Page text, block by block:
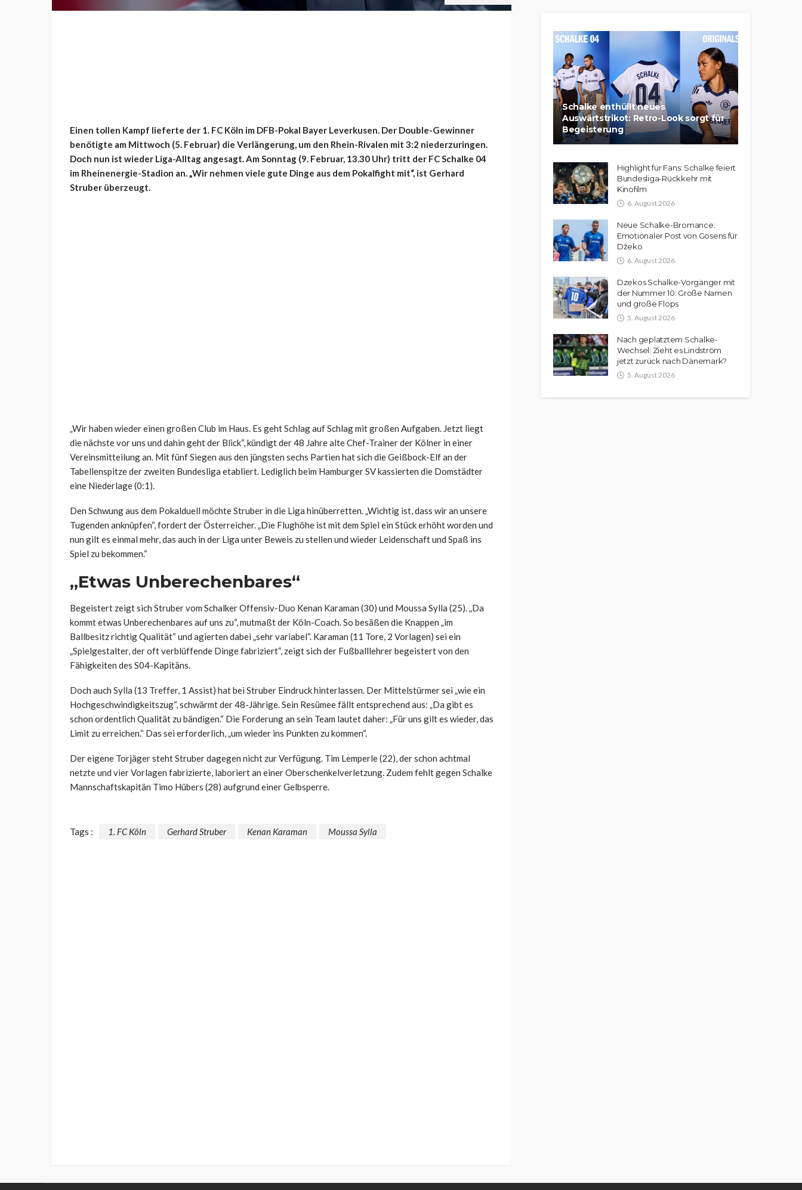
Einen tollen Kampf lieferte der 1. FC Köln im DFB-Pokal Bayer Leverkusen. Der Double-Gewinner
benötigte am Mittwoch (5. Februar) die Verlängerung, um den Rhein-Rivalen mit 3:2 niederzuringen.
Doch nun ist wieder Liga-Alltag angesagt. Am Sonntag (9. Februar, 13.30 Uhr) tritt der FC Schalke 04
im Rheinenergie-Stadion an. „Wir nehmen viele gute Dinge aus dem Pokalfight mit“, ist Gerhard
Struber überzeugt.
„Wir haben wieder einen großen Club im Haus. Es geht Schlag auf Schlag mit großen Aufgaben. Jetzt liegt
die nächste vor uns und dahin geht der Blick“, kündigt der 48 Jahre alte Chef-Trainer der Kölner in einer
Vereinsmitteilung an. Mit fünf Siegen aus den jüngsten sechs Partien hat sich die Geißbock-Elf an der
Tabellenspitze der zweiten Bundesliga etabliert. Lediglich beim Hamburger SV kassierten die Domstädter
eine Niederlage (0:1).
Den Schwung aus dem Pokalduell möchte Struber in die Liga hinüberretten. „Wichtig ist, dass wir an unsere
Tugenden anknüpfen“, fordert der Österreicher. „Die Flughöhe ist mit dem Spiel ein Stück erhöht worden und
nun gilt es einmal mehr, das auch in der Liga unter Beweis zu stellen und wieder Leidenschaft und Spaß ins
Spiel zu bekommen.“
„Etwas Unberechenbares“
Begeistert zeigt sich Struber vom Schalker Offensiv-Duo Kenan Karaman (30) und Moussa Sylla (25). „Da
kommt etwas Unberechenbares auf uns zu“, mutmaßt der Köln-Coach. So besäßen die Knappen „im
Ballbesitz richtig Qualität“ und agierten dabei „sehr variabel“. Karaman (11 Tore, 2 Vorlagen) sei ein
„Spielgestalter, der oft verblüffende Dinge fabriziert“, zeigt sich der Fußballlehrer begeistert von den
Fähigkeiten des S04-Kapitäns.
Doch auch Sylla (13 Treffer, 1 Assist) hat bei Struber Eindruck hinterlassen. Der Mittelstürmer sei „wie ein
Hochgeschwindigkeitszug“, schwärmt der 48-Jährige. Sein Resümee fällt entsprechend aus: „Da gibt es
schon ordentlich Qualität zu bändigen.“ Die Forderung an sein Team lautet daher: „Für uns gilt es wieder, das
Limit zu erreichen.“ Das sei erforderlich, „um wieder ins Punkten zu kommen“.
Der eigene Torjäger steht Struber dagegen nicht zur Verfügung. Tim Lemperle (22), der schon achtmal
netzte und vier Vorlagen fabrizierte, laboriert an einer Oberschenkelverletzung. Zudem fehlt gegen Schalke
Mannschaftskapitän Timo Hübers (28) aufgrund einer Gelbsperre.
Tags : 1. FC Köln Gerhard Struber Kenan Karaman Moussa Sylla
Schalke enthüllt neues
Auswärtstrikot: Retro-Look sorgt für
Begeisterung
Highlight für Fans: Schalke feiert
Bundesliga-Rückkehr mit
Kinofilm
6. August 2026
Neue Schalke-Bromance:
Emotionaler Post von Gosens für
Džeko
6. August 2026
Dzekos Schalke-Vorgänger mit
der Nummer 10: Große Namen
und große Flops
5. August 2026
Nach geplatztem Schalke-
Wechsel: Zieht es Lindström
jetzt zurück nach Dänemark?
5. August 2026